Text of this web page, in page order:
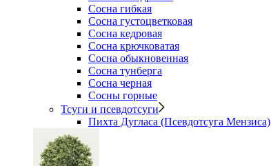
Сосна гибкая
Сосна густоцветковая
Сосна кедровая
Сосна крючковатая
Сосна обыкновенная
Сосна тунберга
Сосна черная
Сосны горные
Тсуги и псевдотсуги
Пихта Дугласа (Псевдотсуга Мензиса)